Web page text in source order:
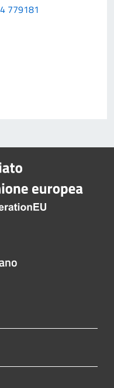
779181